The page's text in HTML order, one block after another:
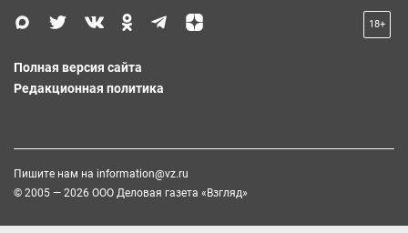
18+
Полная версия сайта
Редакционная политика
Пишите нам на information@vz.ru
© 2005 — 2026 ООО Деловая газета «Взгляд»